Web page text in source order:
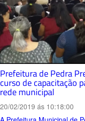
Prefeitura de Pedra
curso de capacitação
rede municipal
20/02/2019 ás 10:18:00